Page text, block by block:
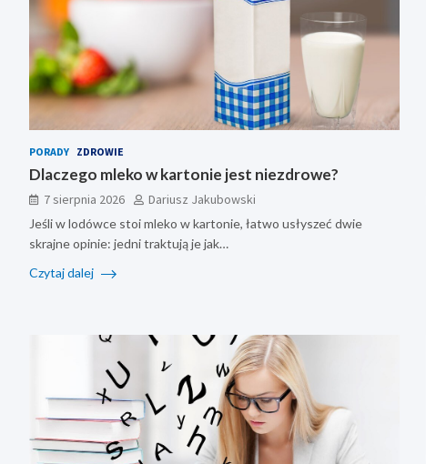
PORADY ZDROWIE
Dlaczego mleko w kartonie jest niezdrowe?
7 sierpnia 2026 Dariusz Jakubowski
Jeśli w lodówce stoi mleko w kartonie, łatwo usłyszeć dwie
skrajne opinie: jedni traktują je jak…
Czytaj dalej